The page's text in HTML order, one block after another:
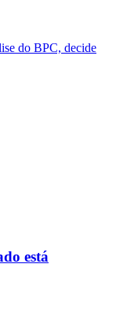
do BPC, decide
está